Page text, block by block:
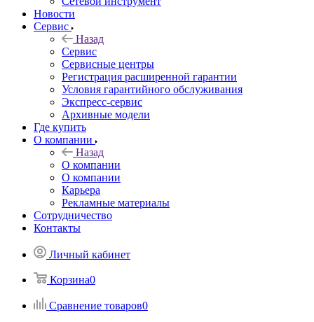
Новости
Сервис
Назад
Сервис
Сервисные центры
Регистрация расширенной гарантии
Условия гарантийного обслуживания
Экспресс-сервис
Архивные модели
Где купить
О компании
Назад
О компании
О компании
Карьера
Рекламные материалы
Сотрудничество
Контакты
Личный кабинет
Корзина0
Сравнение товаров0